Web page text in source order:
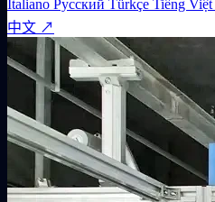
Italiano Русский Türkçe Tiếng Việt
中文 ↗